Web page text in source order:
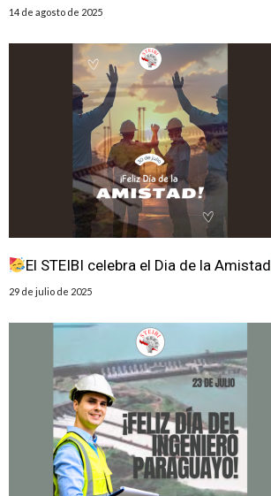
14 de agosto de 2025
El STEIBI celebra el Dia de la Amistad
29 de julio de 2025